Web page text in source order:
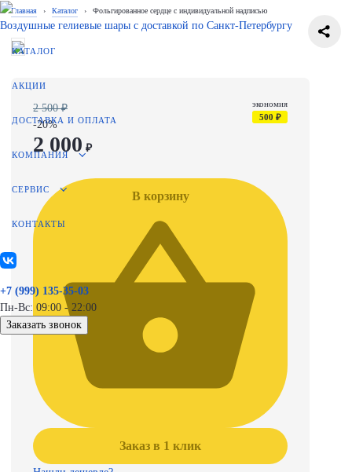
Воздушные гелиевые шары с доставкой по Санкт-Петербургу
КАТАЛОГ
АКЦИИ
ДОСТАВКА И ОПЛАТА
КОМПАНИЯ
СЕРВИС
КОНТАКТЫ
+7 (999) 135-35-03
Пн-Вс: 09:00 - 22:00
Заказать звонок
Главная › Каталог › Фольгированное сердце с индивидуальной надписью
2 500 ₽
-20%
2 000 ₽
экономия
500 ₽
В корзину
Заказ в 1 клик